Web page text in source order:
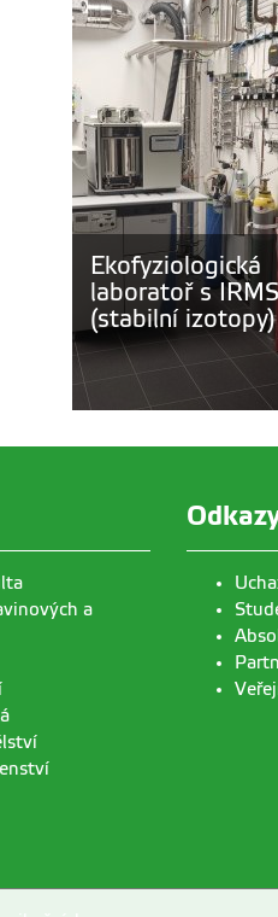
Ekofyziologická
laboratoř s IRMS
(stabilní izotopy)
a